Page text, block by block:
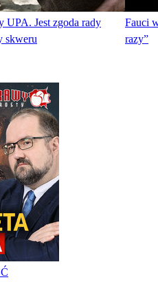
UPA. Jest zgoda rady
skweru
Fauci
razy”